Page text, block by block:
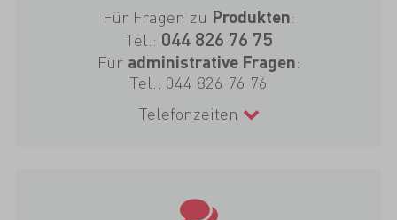
Für Fragen zu Produkten:
Tel.: 044 826 76 75
Für administrative Fragen:
Tel.: 044 826 76 76
Telefonzeiten